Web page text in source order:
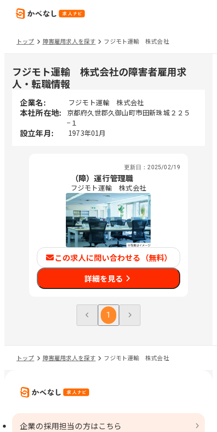
トップ 障害雇用求人を探す フジモト運輸 株式会社
フジモト運輸 株式会社の障害者雇用求
人・転職情報
企業名: フジモト運輸 株式会社
本社所在地:
京都府久世郡久御山町市田新珠城２２５
−１
設立年月: 1973年01月
更新日： 2025/02/19
（障）運行管理職
フジモト運輸 株式会社
この求人に問い合わせる（無料）
詳細を見る
1
トップ 障害雇用求人を探す フジモト運輸 株式会社
企業の採用担当の方はこちら